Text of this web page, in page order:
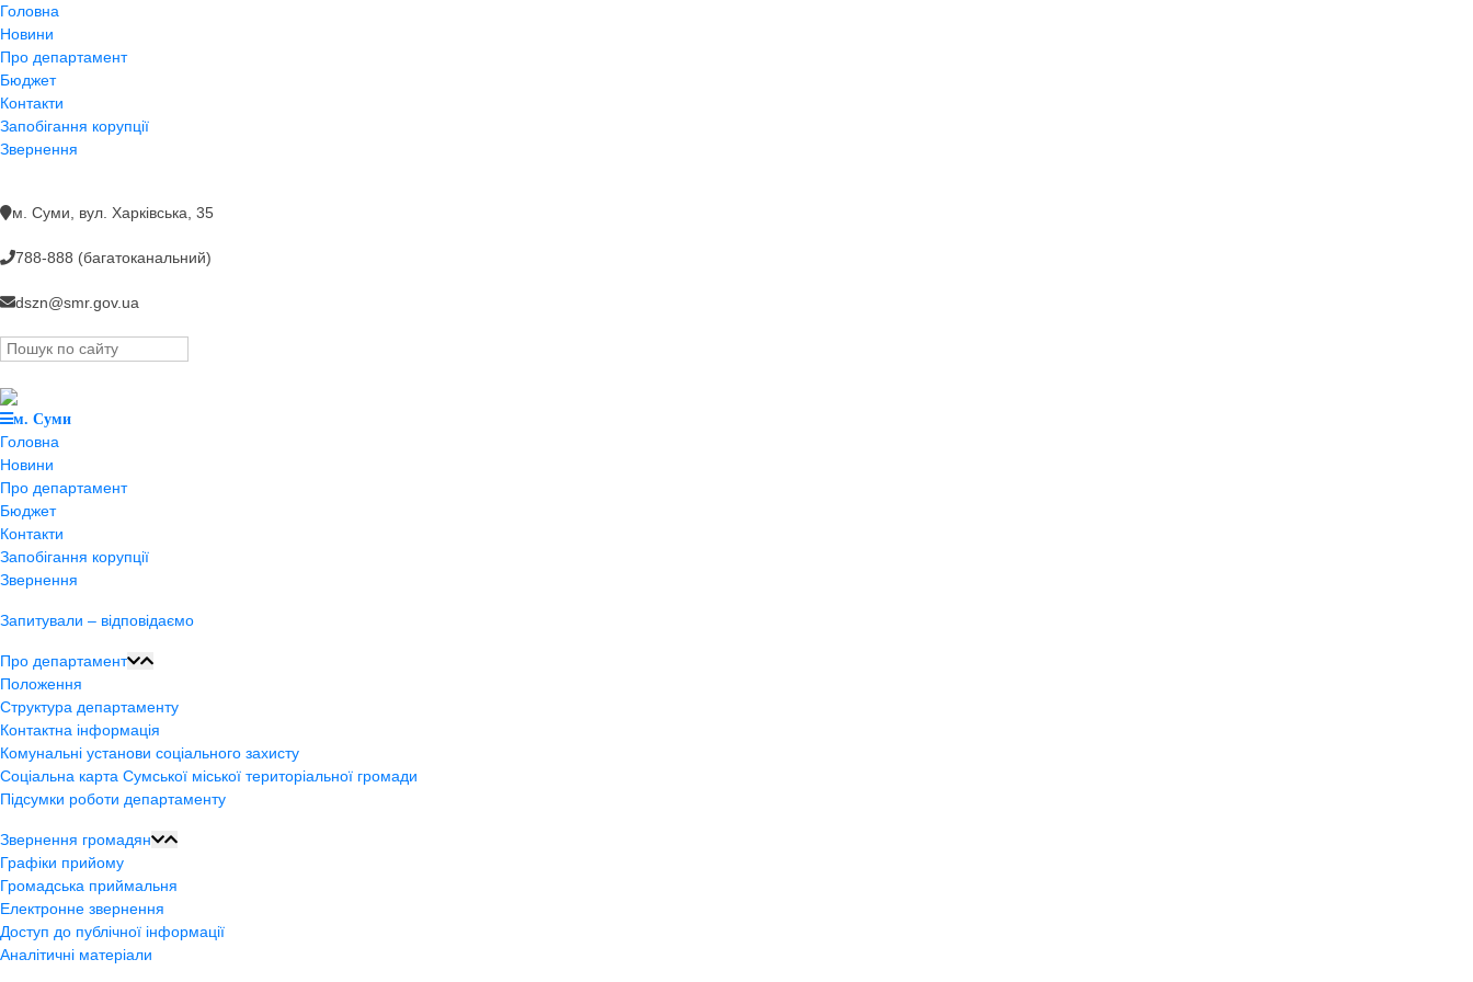
Головна
Новини
Про департамент
Бюджет
Контакти
Запобігання корупції
Звернення
м. Суми, вул. Харкiвська, 35
788-888 (багатоканальний)
dszn@smr.gov.ua
м. Суми
Головна
Новини
Про департамент
Бюджет
Контакти
Запобігання корупції
Звернення
Запитували – відповідаємо
Про департамент
Положення
Структура департаменту
Контактна інформація
Комунальні установи соціального захисту
Соціальна карта Сумської міської територіальної громади
Підсумки роботи департаменту
Звернення громадян
Графіки прийому
Громадська приймальня
Електронне звернення
Доступ до публічної інформації
Аналітичні матеріали